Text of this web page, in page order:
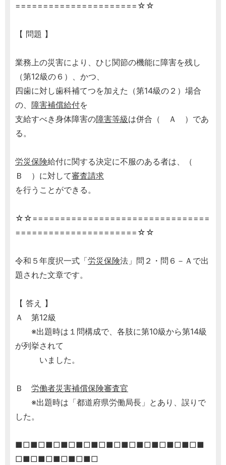
======================☆☆
【 問題 】
業務上の災害により、ひじ関節の機能に障害を残し
（第12級の６）、かつ、
四歯に対し歯科補てつを加えた（第14級の２）場合
の、 障害補償給付を
支給すべき身体障害の障害等級は併合（ Ａ ）であ
る。
労災保険給付に関する決定に不服のある者は、（
Ｂ ）に対して審査請求
を行うことができる。
☆☆================================
======================☆☆
令和５年度択一式「労災保険法」問２・問６－Ａで出
題された文章です。
【 答え 】
Ａ 第12級
※出題時は１問構成で、各肢に第10級から第14級
が列挙されて
いました。
Ｂ 労働者災害補償保険審査官
※出題時は「都道府県労働局長」とあり、誤りで
した。
■□■□■□■□■□■□■□■□■□■□■□■□■
□■□■□■□■□■□